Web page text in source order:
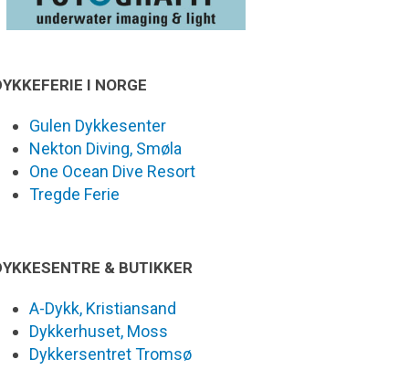
I NORGE
Gulen Dykkesenter
Nekton Diving, Smøla
One Ocean Dive Resort
Tregde Ferie
& BUTIKKER
A-Dykk, Kristiansand
Dykkerhuset, Moss
Dykkersentret Tromsø